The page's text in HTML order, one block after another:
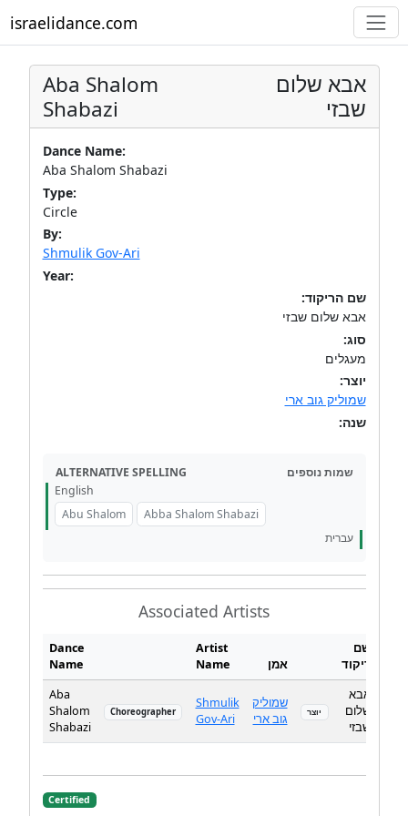
israelidance.com
Aba Shalom
Shabazi
אבא שלום
שבזי
Dance Name:
Aba Shalom Shabazi
Type:
Circle
By:
Shmulik Gov-Ari
Year:
שם הריקוד:
אבא שלום שבזי
סוג:
מעגלים
יוצר:
שמוליק גוב ארי
שנה:
ALTERNATIVE SPELLING
שמות נוספים
English
Abu Shalom
Abba Shalom Shabazi
עברית
Associated Artists
Dance
Name
Artist
Name
אמן
שם
ריקוד
Aba
Shalom
Shabazi
Choreographer
Shmulik
Gov-Ari
שמוליק
גוב ארי
יוצר
אבא
שלום
שבזי
Certified